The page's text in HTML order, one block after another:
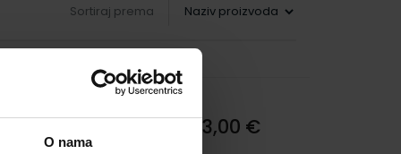
O nama
Sortiraj prema
13,00 €